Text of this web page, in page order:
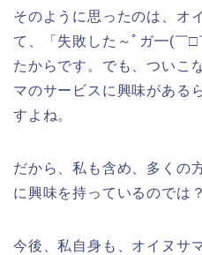
そのように思ったのは、オ
て、「失敗した～ﾟガ━(￣
たからです。でも、ついこ
マのサービスに興味がある
すよね。
だから、私も含め、多くの
に興味を持っているのでは
今後、私自身も、オイヌサ